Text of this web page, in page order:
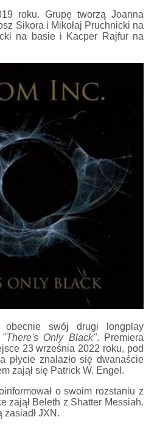
roku. Grupę tworzą Joanna
Sikora i Mikołaj Pruchnicki na
na basie i Kacper Rajfur na
obecnie swój drugi longplay
"There's Only Black". Premiera
23 września 2022 roku, pod
płycie znalazło się dwanaście
zajął się Patrick W. Engel.
o swoim rozstaniu z
zajął Beleth z Shatter Messiah.
zasiadł JXN.